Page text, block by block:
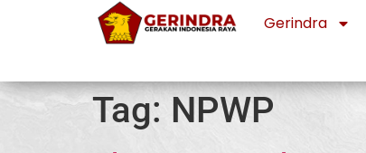
Gerindra
Tag: NPWP